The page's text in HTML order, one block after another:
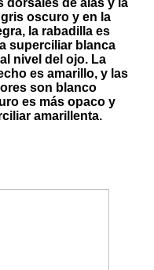
dorsales de alas y la
oscuro y en la
la rabadilla es
superciliar blanca
nivel del ojo. La
es amarillo, y las
son blanco
es más opaco y
amarillenta.